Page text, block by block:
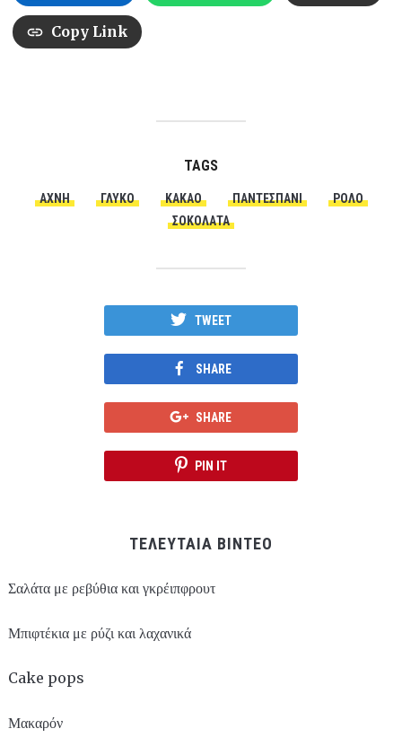
Copy Link
TAGS
ΆΧΝΗ ΓΛΥΚΌ ΚΑΚΆΟ ΠΑΝΤΕΣΠΆΝΙ
ΡΟΛΌ
ΣΟΚΟΛΆΤΑ
TWEET
SHARE
SHARE
PIN IT
ΤΕΛΕΥΤΑΙΑ ΒΙΝΤΕΟ
Σαλάτα με ρεβύθια και γκρέιπφρουτ
Μπιφτέκια με ρύζι και λαχανικά
Cake pops
Μακαρόν